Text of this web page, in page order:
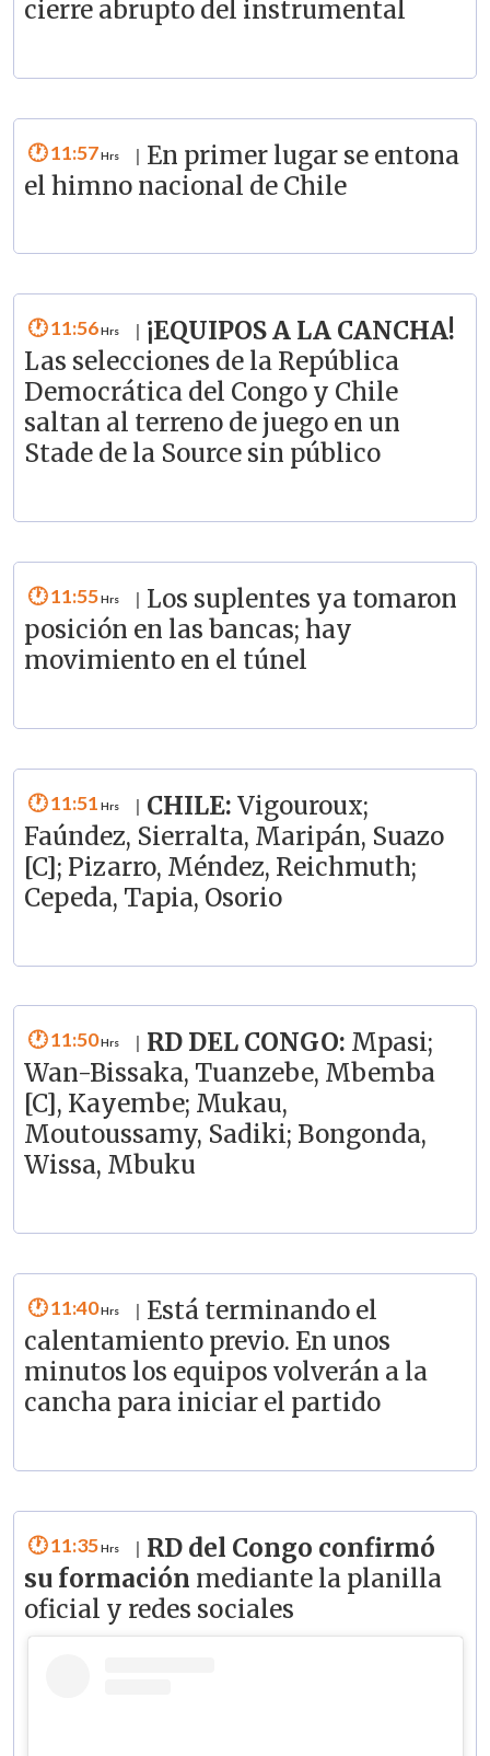
cierre abrupto del instrumental
11:57
En primer lugar se entona
el himno nacional de Chile
11:56
¡EQUIPOS A LA CANCHA!
Las selecciones de la República
Democrática del Congo y Chile
saltan al terreno de juego en un
Stade de la Source sin público
11:55
Los suplentes ya tomaron
posición en las bancas; hay
movimiento en el túnel
11:51 CHILE: Vigouroux;
Faúndez, Sierralta, Maripán, Suazo
[C]; Pizarro, Méndez, Reichmuth;
Cepeda, Tapia, Osorio
11:50 RD DEL CONGO: Mpasi;
Wan-Bissaka, Tuanzebe, Mbemba
[C], Kayembe; Mukau,
Moutoussamy, Sadiki; Bongonda,
Wissa, Mbuku
11:40
Está terminando el
calentamiento previo. En unos
minutos los equipos volverán a la
cancha para iniciar el partido
11:35
RD del Congo confirmó
su formación mediante la planilla
oficial y redes sociales